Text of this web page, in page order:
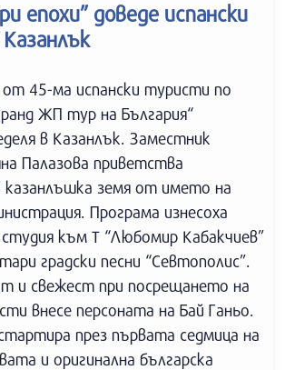
епохи” доведе испански
45-ма испански туристи по
ЖП тур на България“
в Казанлък. Заместник
Палазова приветства
земя от името на
Програма изнесоха
към Т “Любомир Кабакчиев”
градски песни “Севтополис”.
и свежест при посрещането на
внесе персоната на Бай Ганьо.
през първата седмица на
и оригинална българска